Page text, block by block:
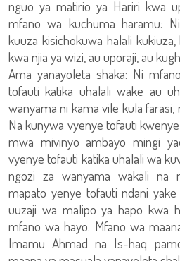
nguo ya matirio ya Hariri kwa
mfano wa kuchuma haramu:
kuuza kisichokuwa halali
kwa njia ya wizi, au uporaji, au
Ama yanayoleta shaka: Ni
tofauti katika uhalali wake au
wanyama ni kama vile kula
Na kunywa vyenye tofauti
mwa mivinyo ambayo mingi
vyenye tofauti katika uhalali wa
ngozi za wanyama wakali na
mapato yenye tofauti ndani
uuzaji wa malipo ya hapo kwa
mfano wa hayo. Mfano wa
Imamu Ahmad na Is-haq